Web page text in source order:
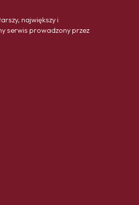
największy i
serwis prowadzony przez